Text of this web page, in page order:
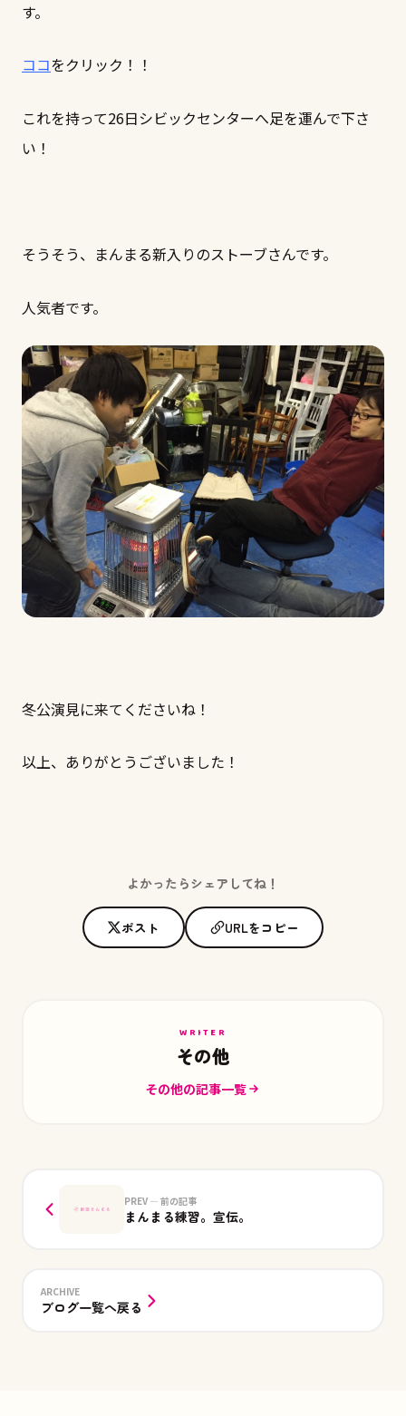
す。
ココをクリック！！
これを持って26日シビックセンターへ足を運んで下さ
い！
そうそう、まんまる新入りのストーブさんです。
人気者です。
冬公演見に来てくださいね！
以上、ありがとうございました！
よかったらシェアしてね！
ポスト URLをコピー
WRITER
その他
その他の記事一覧
PREV — 前の記事
まんまる練習。宣伝。
ARCHIVE
ブログ一覧へ戻る